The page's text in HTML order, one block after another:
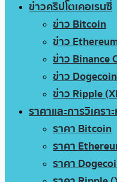
ข่าวคริปโตเคอเรนซี่
ข่าว Bitcoin
ข่าว
ข่าว Binance
ข่าว Dogecoin
ข่าว Ripple
ราคาและการวิเครา
ราคา Bitcoin
ราคา
ราคา